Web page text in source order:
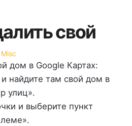
свой
Опубликовано
в
Misc
дом в Google Картах:
найдите там свой дом в
улиц».
и выберите пункт